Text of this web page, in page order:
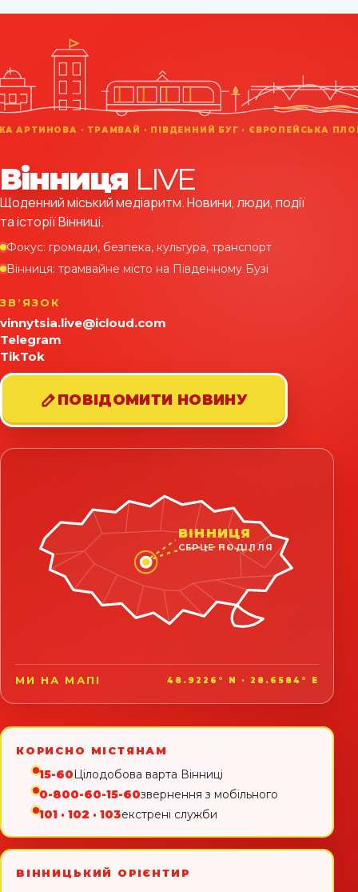
Вінниця LIVE
Щоденний міський медіаритм. Новини, люди, події
та історії Вінниці.
Фокус: громади, безпека, культура, транспорт
Вінниця: трамвайне місто на Південному Бузі
ЗВʼЯЗОК
vinnytsia.live@icloud.com
Telegram
TikTok
ПОВІДОМИТИ НОВИНУ
ВІННИЦЯ
СЕРЦЕ ПОДІЛЛЯ
МИ НА МАПІ 48.9226° N · 28.6584° E
КОРИСНО МІСТЯНАМ
15-60Цілодобова варта Вінниці
0-800-60-15-60звернення з мобільного
101 · 102 · 103екстрені служби
ВІННИЦЬКИЙ ОРІЄНТИР